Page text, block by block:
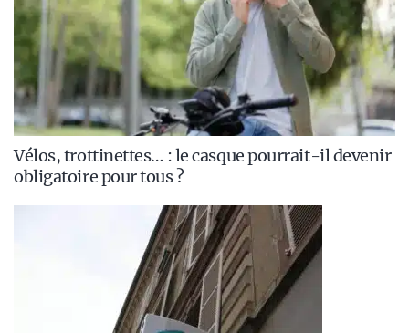
Vélos, trottinettes… : le casque pourrait-il devenir
obligatoire pour tous ?